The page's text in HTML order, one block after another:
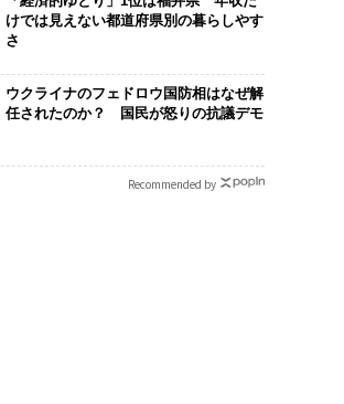
けでは見えない都道府県別の暮らしやす
さ
ウクライナのフェドロウ国防相はなぜ解
任されたのか？ 国民が怒りの抗議デモ
Recommended by